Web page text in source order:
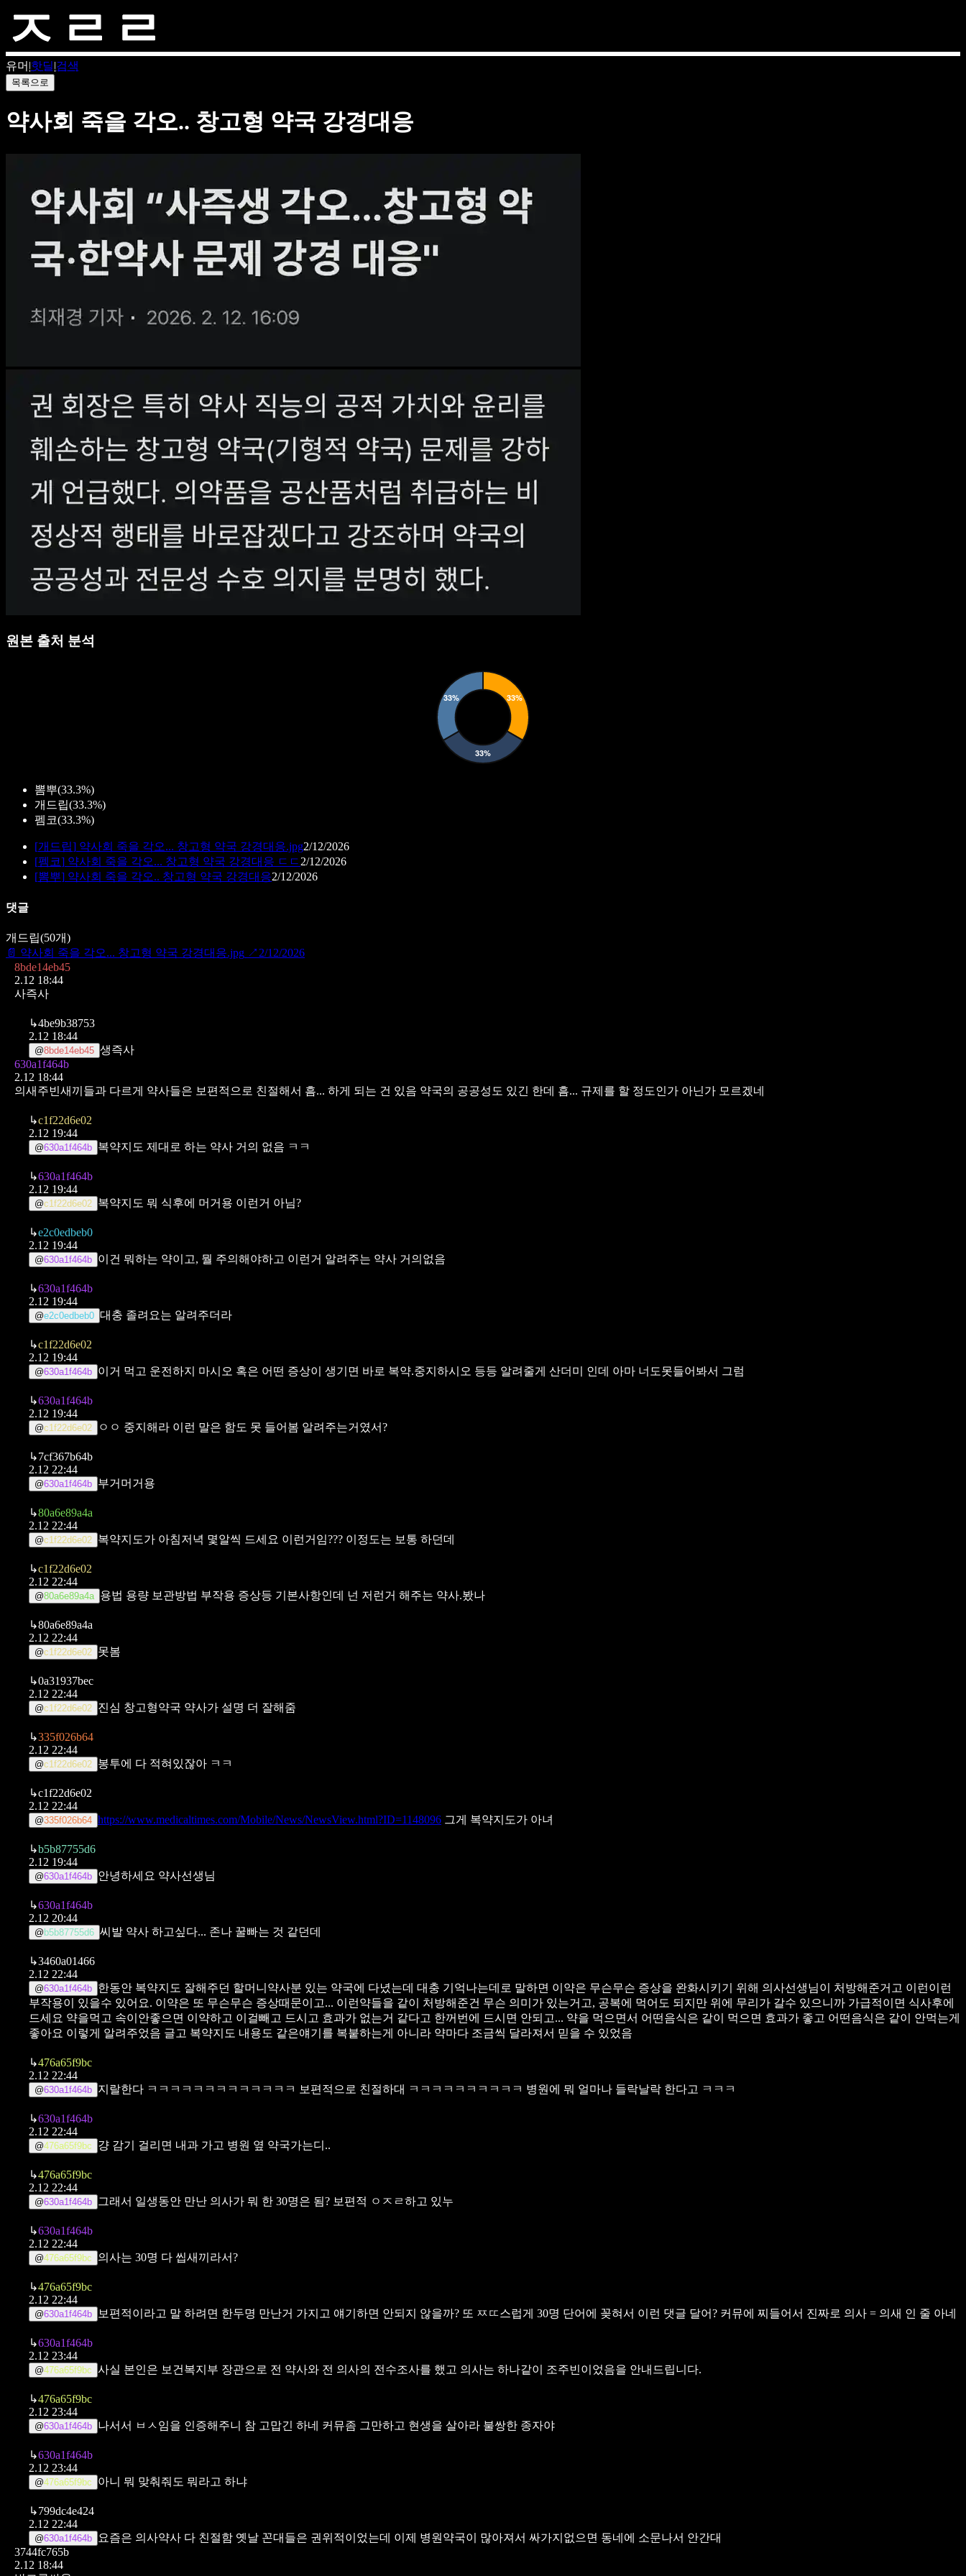
유머 |핫딜|검색
목록으로
약사회 죽을 각오.. 창고형 약국 강경대응
원본 출처 분석
뽐뿌(33.3%)
개드립(33.3%)
펨코(33.3%)
[개드립] 약사회 죽을 각오... 창고형 약국 강경대응.jpg2/12/2026
[펨코] 약사회 죽을 각오... 창고형 약국 강경대응 ㄷㄷ 2/12/2026
[뽐뿌] 약사회 죽을 각오.. 창고형 약국 강경대응2/12/2026
댓글
개드립(50개)
📄 약사회 죽을 각오... 창고형 약국 강경대응.jpg ↗ 2/12/2026
8bde14eb45
2.12 18:44
사즉사
↳4be9b38753
2.12 18:44
@8bde14eb45 생즉사
630a1f464b
2.12 18:44
의새주빈새끼들과 다르게 약사들은 보편적으로 친절해서 흠... 하게 되는 건 있음 약국의 공공성도 있긴 한데 흠... 규제를 할 정도인가 아닌가 모르겠네
↳c1f22d6e02
2.12 19:44
@630a1f464b 복약지도 제대로 하는 약사 거의 없음 ㅋㅋ
↳630a1f464b
2.12 19:44
@c1f22d6e02 복약지도 뭐 식후에 머거용 이런거 아님?
↳e2c0edbeb0
2.12 19:44
@630a1f464b 이건 뭐하는 약이고, 뭘 주의해야하고 이런거 알려주는 약사 거의없음
↳630a1f464b
2.12 19:44
@e2c0edbeb0 대충 졸려요는 알려주더라
↳c1f22d6e02
2.12 19:44
@630a1f464b 이거 먹고 운전하지 마시오 혹은 어떤 증상이 생기면 바로 복약.중지하시오 등등 알려줄게 산더미 인데 아마 너도못들어봐서 그럼
↳630a1f464b
2.12 19:44
@c1f22d6e02 ㅇㅇ 중지해라 이런 말은 함도 못 들어봄 알려주는거였서?
↳7cf367b64b
2.12 22:44
@630a1f464b 부거머거용
↳80a6e89a4a
2.12 22:44
@c1f22d6e02 복약지도가 아침저녁 몇알씩 드세요 이런거임??? 이정도는 보통 하던데
↳c1f22d6e02
2.12 22:44
@80a6e89a4a 용법 용량 보관방법 부작용 증상등 기본사항인데 넌 저런거 해주는 약사.봤나
↳80a6e89a4a
2.12 22:44
@c1f22d6e02 못봄
↳0a31937bec
2.12 22:44
@c1f22d6e02 진심 창고형약국 약사가 설명 더 잘해줌
↳335f026b64
2.12 22:44
@c1f22d6e02 봉투에 다 적혀있잖아 ㅋㅋ
↳c1f22d6e02
2.12 22:44
@335f026b64 https://www.medicaltimes.com/Mobile/News/NewsView.html?ID=1148096 그게 복약지도가 아녀
↳b5b87755d6
2.12 19:44
@630a1f464b 안녕하세요 약사선생님
↳630a1f464b
2.12 20:44
@ b5b87755d6 씨발 약사 하고싶다... 존나 꿀빠는 것 같던데
↳3460a01466
2.12 22:44
@630a1f464b 한동안 복약지도 잘해주던 할머니약사분 있는 약국에 다녔는데 대충 기억나는데로 말하면 이약은 무슨무슨 증상을 완화시키기 위해 의사선생님이 처방해준거고 이런이런
부작용이 있을수 있어요. 이약은 또 무슨무슨 증상때문이고... 이런약들을 같이 처방해준건 무슨 의미가 있는거고, 공복에 먹어도 되지만 위에 무리가 갈수 있으니까 가급적이면 식사후에
드세요 약을먹고 속이안좋으면 이약하고 이걸빼고 드시고 효과가 없는거 같다고 한꺼번에 드시면 안되고... 약을 먹으면서 어떤음식은 같이 먹으면 효과가 좋고 어떤음식은 같이 안먹는게
좋아요 이렇게 알려주었음 글고 복약지도 내용도 같은얘기를 복붙하는게 아니라 약마다 조금씩 달라져서 믿을 수 있었음
↳476a65f9bc
2.12 22:44
@630a1f464b 지랄한다 ㅋㅋㅋㅋㅋㅋㅋㅋㅋㅋㅋㅋㅋ 보편적으로 친절하대 ㅋㅋㅋㅋㅋㅋㅋㅋㅋㅋ 병원에 뭐 얼마나 들락날락 한다고 ㅋㅋㅋ
↳630a1f464b
2.12 22:44
@476a65f9bc 걍 감기 걸리면 내과 가고 병원 옆 약국가는디..
↳476a65f9bc
2.12 22:44
@630a1f464b 그래서 일생동안 만난 의사가 뭐 한 30명은 됨? 보편적 ㅇㅈㄹ하고 있누
↳630a1f464b
2.12 22:44
@476a65f9bc 의사는 30명 다 씹새끼라서?
↳476a65f9bc
2.12 22:44
@630a1f464b 보편적이라고 말 하려면 한두명 만난거 가지고 얘기하면 안되지 않을까? 또 ㅉㄸ스럽게 30명 단어에 꽂혀서 이런 댓글 달어? 커뮤에 찌들어서 진짜로 의사 = 의새 인 줄 아네
↳630a1f464b
2.12 23:44
@476a65f9bc 사실 본인은 보건복지부 장관으로 전 약사와 전 의사의 전수조사를 했고 의사는 하나같이 조주빈이었음을 안내드립니다.
↳476a65f9bc
2.12 23:44
@630a1f464b 나서서 ㅂㅅ임을 인증해주니 참 고맙긴 하네 커뮤좀 그만하고 현생을 살아라 불쌍한 종자야
↳630a1f464b
2.12 23:44
@476a65f9bc 아니 뭐 맞춰줘도 뭐라고 하냐
↳799dc4e424
2.12 22:44
@630a1f464b 요즘은 의사약사 다 친절함 옛날 꼰대들은 권위적이었는데 이제 병원약국이 많아져서 싸가지없으면 동네에 소문나서 안간대
3744fc765b
2.12 18:44